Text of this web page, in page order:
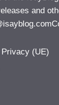
and
(UE)